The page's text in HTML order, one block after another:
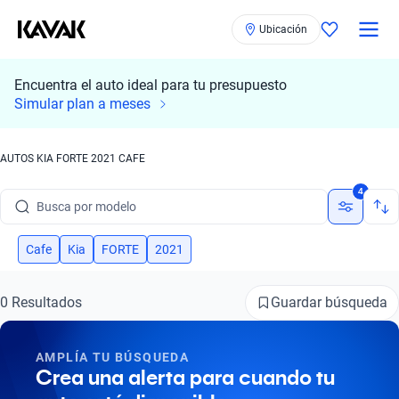
Ubicación
Encuentra el auto ideal para tu presupuesto
Simular plan a meses
AUTOS KIA FORTE 2021 CAFE
Busca por modelo
Busca por versión
Busca por marca
Busca por modelo
4
Cafe Kia FORTE 2021
0 Resultados Guardar búsqueda
AMPLÍA TU BÚSQUEDA
Crea una alerta para cuando tu